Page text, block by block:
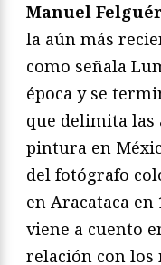
Manuel
la aún más
como señala
época y se
que delimita las
pintura en
del fotógrafo
en Aracataca en
viene a cuento
relación con los